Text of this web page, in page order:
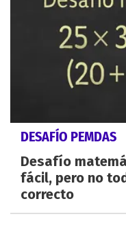
DESAFÍO PEMDAS
Desafío
fácil, pero no
correcto